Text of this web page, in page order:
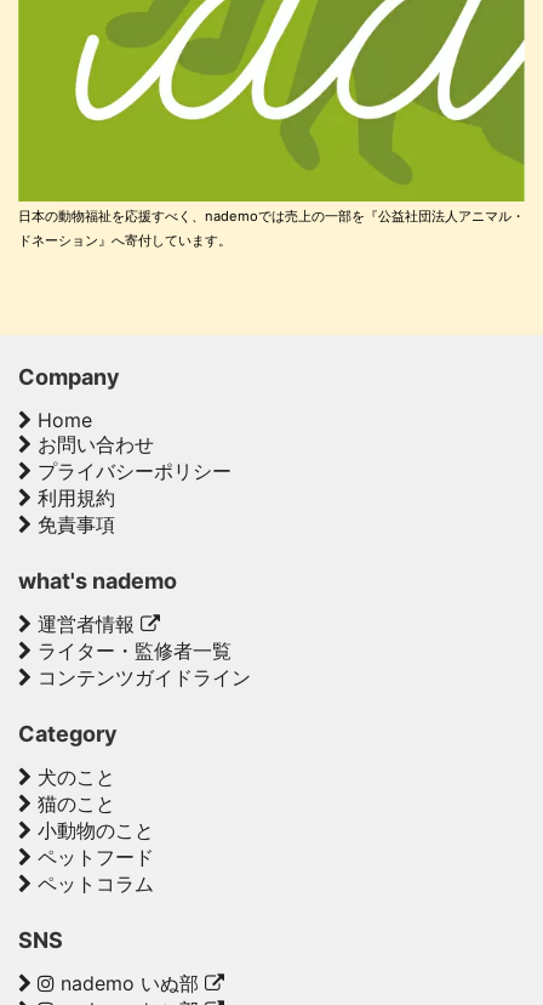
日本の動物福祉を応援すべく、nademoでは売上の一部を『公益社団法人アニマル・
ドネーション』へ寄付しています。
Company
Home
お問い合わせ
プライバシーポリシー
利用規約
免責事項
what's nademo
運営者情報
ライター・監修者一覧
コンテンツガイドライン
Category
犬のこと
猫のこと
小動物のこと
ペットフード
ペットコラム
SNS
nademo いぬ部